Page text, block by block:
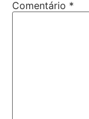
Comentário *